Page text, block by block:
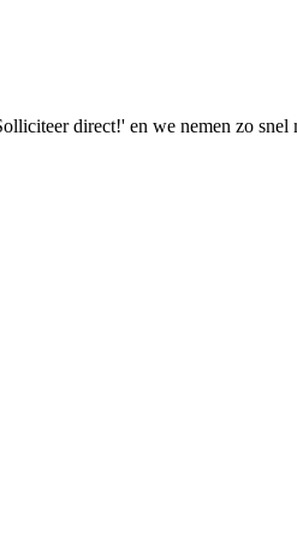
direct!' en we nemen zo